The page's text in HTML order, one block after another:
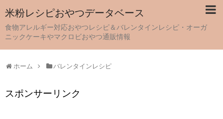
米粉レシピおやつデータベース
食物アレルギー対応おやつレシピ＆バレンタインレシピ・オーガ
ニックケーキやマクロビおやつ通販情報
ホーム バレンタインレシピ
スポンサーリンク